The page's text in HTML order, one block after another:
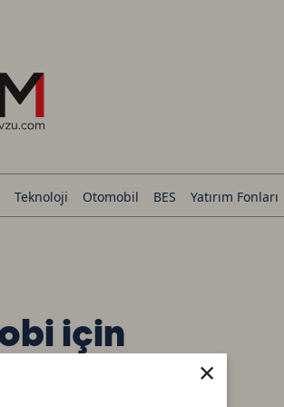
×
Teknoloji Otomobil BES Yatırım Fonları
için